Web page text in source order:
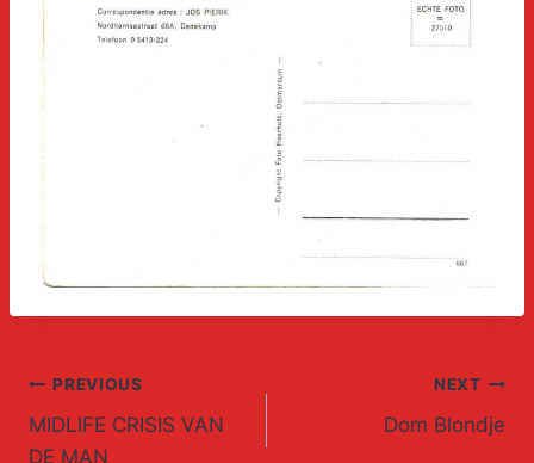
Post
navigation
PREVIOUS
MIDLIFE CRISIS VAN
DE MAN
NEXT
Dom Blondje